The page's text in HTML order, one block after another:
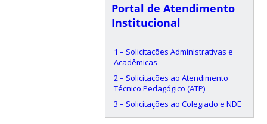
Portal de Atendimento
Institucional
1 – Solicitações Administrativas e
Acadêmicas
2 – Solicitações ao Atendimento
Técnico Pedagógico (ATP)
3 – Solicitações ao Colegiado e NDE